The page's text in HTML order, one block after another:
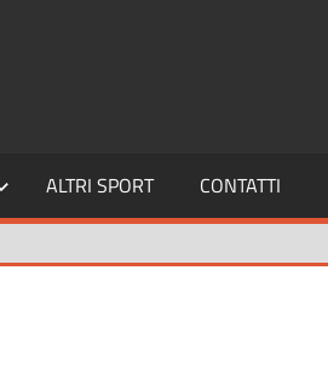
ALTRI SPORT CONTATTI